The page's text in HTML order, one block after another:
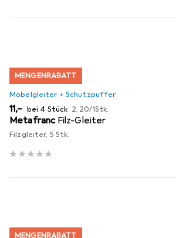
MENGENRABATT
Möbelgleiter + Schutzpuffer
EUR
11,– bei 4 Stück EUR
2,20/1Stk.
Metafranc Filz-Gleiter
Filzgleiter, 5 Stk.
MENGENRABATT